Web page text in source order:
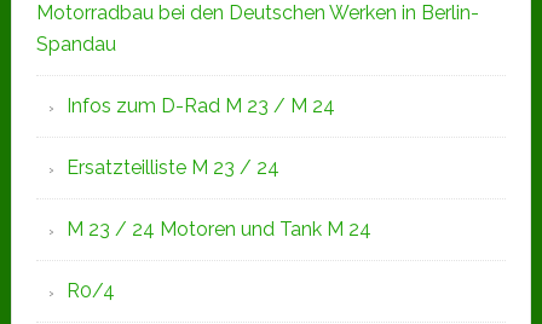
Motorradbau bei den Deutschen Werken in Berlin-
Spandau
Infos zum D-Rad M 23 / M 24
Ersatzteilliste M 23 / 24
M 23 / 24 Motoren und Tank M 24
R0/4